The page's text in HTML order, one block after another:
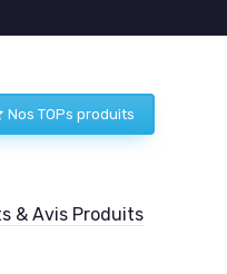
Nos TOPs produits
& Avis Produits